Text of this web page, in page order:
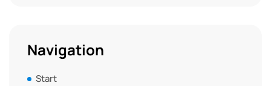
Navigation
Start